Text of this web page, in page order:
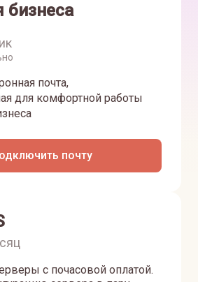
бизнеса
почта,
для комфортной работы
почту
с почасовой оплатой.